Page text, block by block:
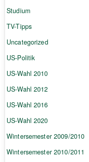
Studium
TV-Tipps
Uncategorized
US-Politik
US-Wahl 2010
US-Wahl 2012
US-Wahl 2016
US-Wahl 2020
Wintersemester 2009/2010
Wintersemester 2010/2011